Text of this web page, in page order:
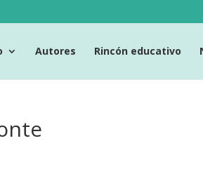
Autores Rincón educativo